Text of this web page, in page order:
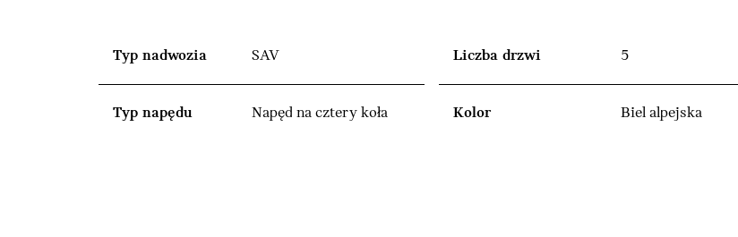
Typ nadwozia SAV
Typ napędu Napęd na cztery koła
Liczba drzwi 5
Kolor Biel alpejska